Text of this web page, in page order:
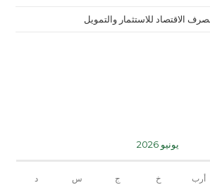
الاقتصاد للاستثمار والتمويل
يونيو 2026
أرب خ ج س د